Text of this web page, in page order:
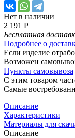
Нет в наличии
2 191 Р
Бесплатная
Подробнее о
Если изделие
Возможен
Пункты самовывоза
С этим товаром
Самые
Описание
Характеристики
Материалы для
Описание